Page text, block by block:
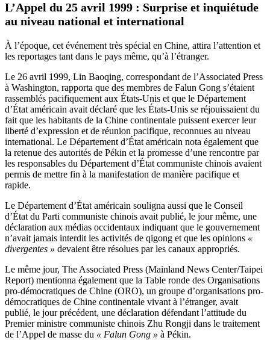
L’Appel du 25 avril 1999 : Surprise et inquiétude
au niveau national et international
À l’époque, cet événement très spécial en Chine, attira l’attention et
les reportages tant dans le pays même, qu’à l’étranger.
Le 26 avril 1999, Lin Baoqing, correspondant de l’Associated Press
à Washington, rapporta que des membres de Falun Gong s’étaient
rassemblés pacifiquement aux États-Unis et que le Département
d’État américain avait déclaré que les États-Unis se réjouissaient du
fait que les habitants de la Chine continentale puissent exercer leur
liberté d’expression et de réunion pacifique, reconnues au niveau
international. Le Département d’État américain nota également que
la retenue des autorités de Pékin et la promesse d’une rencontre par
les responsables du Département d’État communiste chinois avaient
permis de mettre fin à la manifestation de manière pacifique et
rapide.
Le Département d’État américain souligna aussi que le Conseil
d’État du Parti communiste chinois avait publié, le jour même, une
déclaration aux médias occidentaux indiquant que le gouvernement
n’avait jamais interdit les activités de qigong et que les opinions «
divergentes » devaient être résolues par les canaux appropriés.
Le même jour, The Associated Press (Mainland News Center/Taipei
Report) mentionna également que la Table ronde des Organisations
pro-démocratiques de Chine (ORO), un groupe d’organisations pro-
démocratiques de Chine continentale vivant à l’étranger, avait
publié, le jour précédent, une déclaration défendant l’attitude du
Premier ministre communiste chinois Zhu Rongji dans le traitement
de l’Appel de masse du « Falun Gong » à Pékin.